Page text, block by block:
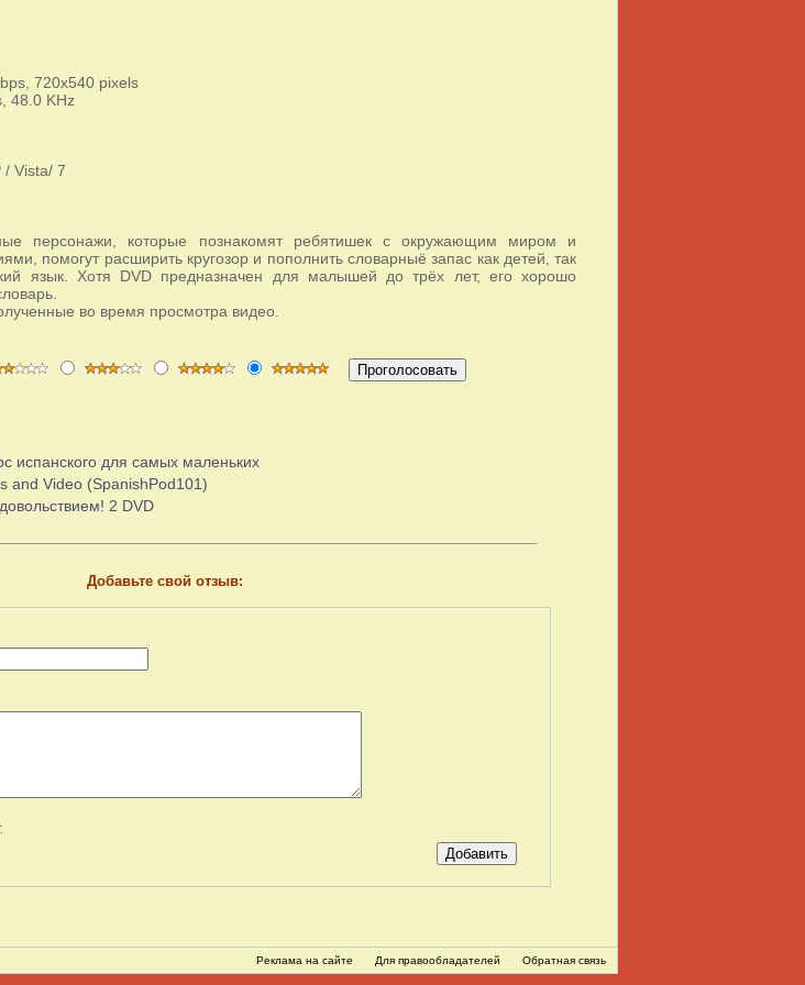
720х540 pixels
48.0 KHz
/ Vista/ 7
персонажи, которые познакомят ребятишек с окружающим миром и
помогут расширить кругозор и пополнить словарныё запас как детей, так
язык. Хотя DVD предназначен для малышей до трёх лет, его хорошо
во время просмотра видео.
испанского для самых маленьких
and Video (SpanishPod101)
2 DVD
Добавьте свой отзыв:
Обратная связь
Для правообладателей
Реклама на сайте